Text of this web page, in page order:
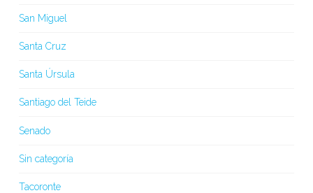
San Miguel
Santa Cruz
Santa Úrsula
Santiago del Teide
Senado
Sin categoría
Tacoronte